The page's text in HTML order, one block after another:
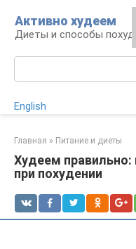
контенту
Активно худеем
Диеты и способы
English
Главная » Питание и диеты
Худеем правильно:
при похудении